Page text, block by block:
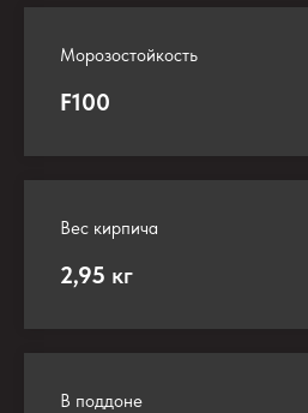
Морозостойкость
F100
Вес кирпича
2,95 кг
В поддоне